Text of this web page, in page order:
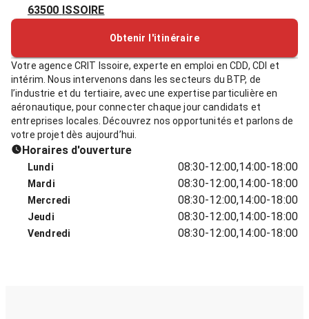
63500 ISSOIRE
Obtenir l'itinéraire
Votre agence CRIT Issoire, experte en emploi en CDD, CDI et
intérim. Nous intervenons dans les secteurs du BTP, de
l’industrie et du tertiaire, avec une expertise particulière en
aéronautique, pour connecter chaque jour candidats et
entreprises locales. Découvrez nos opportunités et parlons de
votre projet dès aujourd’hui.
Horaires d'ouverture
Lundi 08:30-12:00,14:00-18:00
Mardi 08:30-12:00,14:00-18:00
Mercredi 08:30-12:00,14:00-18:00
Jeudi 08:30-12:00,14:00-18:00
Vendredi 08:30-12:00,14:00-18:00